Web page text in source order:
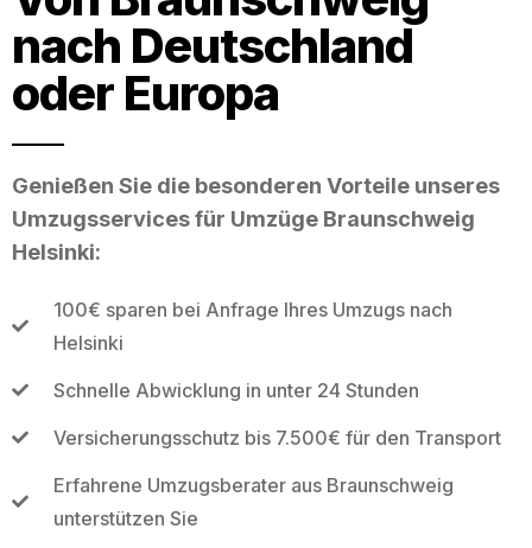
nach Deutschland
oder Europa
Genießen Sie die besonderen Vorteile unseres
Umzugsservices für Umzüge Braunschweig
Helsinki:
100€ sparen bei Anfrage Ihres Umzugs nach
Helsinki
Schnelle Abwicklung in unter 24 Stunden
Versicherungsschutz bis 7.500€ für den Transport
Erfahrene Umzugsberater aus Braunschweig
unterstützen Sie